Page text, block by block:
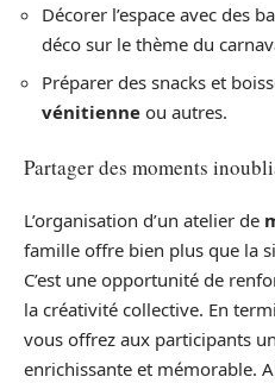
Décorer l’espace avec des
déco sur le thème du
Préparer des snacks et
vénitienne ou autres.
Partager des moments
L’organisation d’un atelier de
famille offre bien plus que la
C’est une opportunité de
la créativité collective. En
vous offrez aux participants
enrichissante et mémorable.